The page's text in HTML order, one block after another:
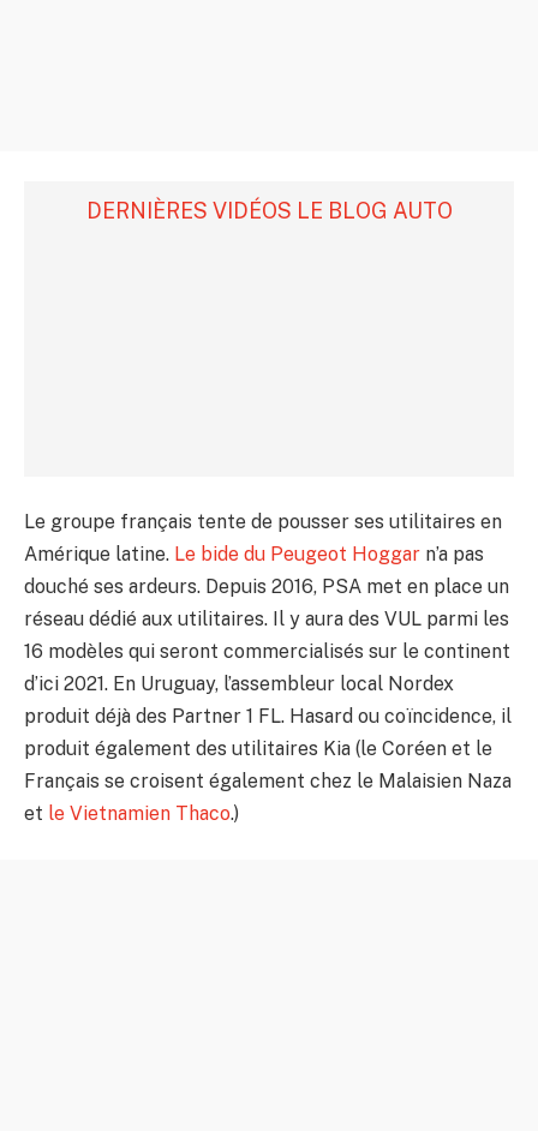
DERNIÈRES VIDÉOS LE BLOG AUTO
Le groupe français tente de pousser ses utilitaires en
Amérique latine. Le bide du Peugeot Hoggar n’a pas
douché ses ardeurs. Depuis 2016, PSA met en place un
réseau dédié aux utilitaires. Il y aura des VUL parmi les
16 modèles qui seront commercialisés sur le continent
d’ici 2021. En Uruguay, l’assembleur local Nordex
produit déjà des Partner 1 FL. Hasard ou coïncidence, il
produit également des utilitaires Kia (le Coréen et le
Français se croisent également chez le Malaisien Naza
et le Vietnamien Thaco.)